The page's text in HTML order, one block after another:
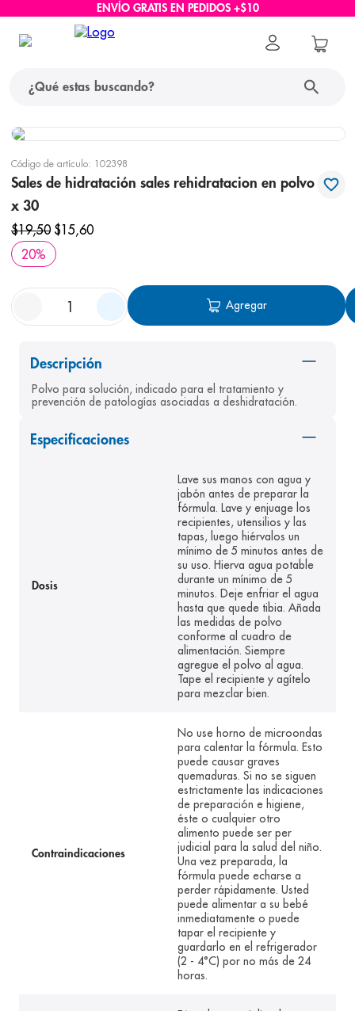
ENVÍO GRATIS EN PEDIDOS +$10
Código de artículo: 102398
Sales de hidratación sales rehidratacion en polvo
x 30
$19,50 $15,60
20%
Agregar
Descripción
Polvo para solución, indicado para el tratamiento y
prevención de patologías asociadas a deshidratación.
Especificaciones
Dosis
Lave sus manos con agua y
jabón antes de preparar la
fórmula. Lave y enjuage los
recipientes, utensilios y las
tapas, luego hiérvalos un
mínimo de 5 minutos antes de
su uso. Hierva agua potable
durante un mínimo de 5
minutos. Deje enfriar el agua
hasta que quede tibia. Añada
las medidas de polvo
conforme al cuadro de
alimentación. Siempre
agregue el polvo al agua.
Tape el recipiente y agítelo
para mezclar bien.
Contraindicaciones
No use horno de microondas
para calentar la fórmula. Esto
puede causar graves
quemaduras. Si no se siguen
estrictamente las indicaciones
de preparación e higiene,
éste o cualquier otro
alimento puede ser per
judicial para la salud del niño.
Una vez preparada, la
fórmula puede echarse a
perder rápidamente. Usted
puede alimentar a su bebé
inmediatamente o puede
tapar el recipiente y
guardarlo en el refrigerador
(2 - 4°C) por no más de 24
horas.
términos más buscados
1 protector solar
2
3. eucerin
4. cerave
5. nivea
8. pediasure
9. panolini